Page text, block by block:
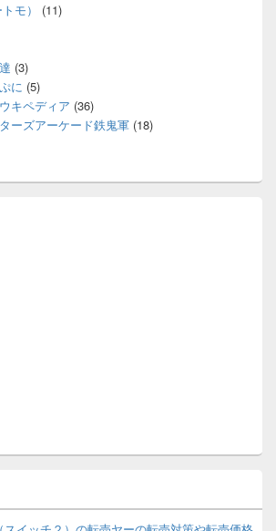
モ）
(11)
(3)
に (5)
キペディア (36)
ーズアーケード鉄鬼軍 (18)